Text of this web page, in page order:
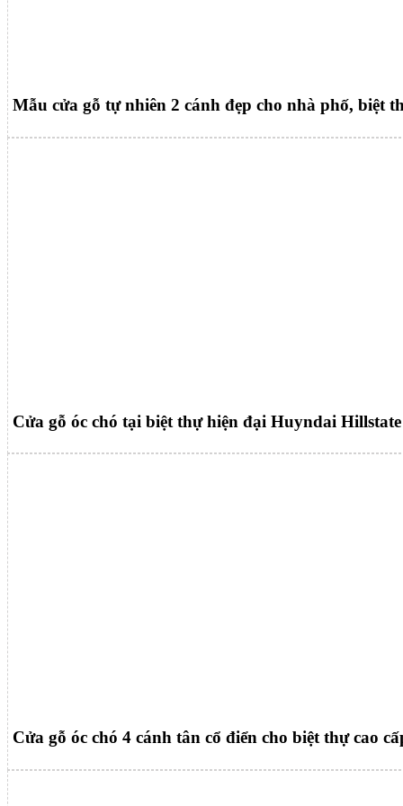
Mẫu cửa gỗ tự nhiên 2 cánh đẹp cho nhà phố, biệt
Cửa gỗ óc chó tại biệt thự hiện đại Huyndai Hillstate
Cửa gỗ óc chó 4 cánh tân cổ điển cho biệt thự cao